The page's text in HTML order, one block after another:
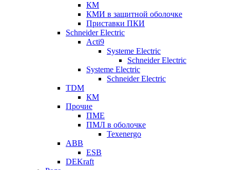
КМ
КМИ в защитной оболочке
Приставки ПКИ
Schneider Electric
Acti9
Systeme Electric
Schneider Electric
Systeme Electric
Schneider Electric
TDM
КМ
Прочие
ПМЕ
ПМЛ в оболочке
Texenergo
ABB
ESB
DEKraft